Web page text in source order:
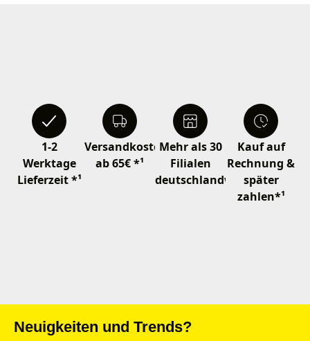
1-2
Werktage
Lieferzeit *¹
Versandkostenfrei
ab 65€ *¹
Mehr als 30
Filialen
deutschlandweit
Kauf auf
Rechnung &
später
zahlen*¹
Neuigkeiten und Trends?